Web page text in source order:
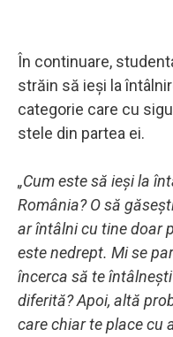
În continuare,
străin să ieși la
categorie care cu
stele din partea ei.
„Cum este să ieși la
România? O să
ar întâlni cu tine doar
este nedrept. Mi se
încerca să te
diferită? Apoi, altă
care chiar te place cu